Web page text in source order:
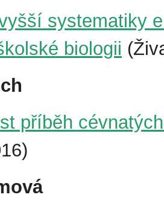
systematiky
biologii
příběh